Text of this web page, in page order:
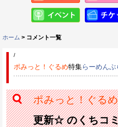
ホーム > コメント一覧
/
ポみっと！ぐるめ特集らーめんぶ
ポみっと！ぐるめ
更新☆ のくちコ